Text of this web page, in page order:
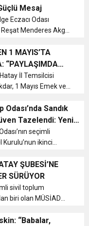
bir rekora
Arsuz Karaağaç
Mesaj
Eczacı Odası
Reşat Menderes Akgöl,
açıklamada
sağlık
rolüne dikkat
1 MAYIS’TA
“PAYLAŞIMDA
BARIŞ”
İl Temsilcisi
1 Mayıs Emek ve
yıl Çorum’da güçlü
adaletin ve
belirtti. ...
Odası’nda Sandık
Tazelendi: Yeni
“Hak, Mücadele
seçimli
Kurulu’nun ikinci
belirledi. Tek
seçimde Ümit Oğur
yönetim göreve
ŞUBESİ’NE
SÜRÜYOR
sivil toplum
biri olan MÜSİAD
gelen ziyaretlerle
“Babalar,